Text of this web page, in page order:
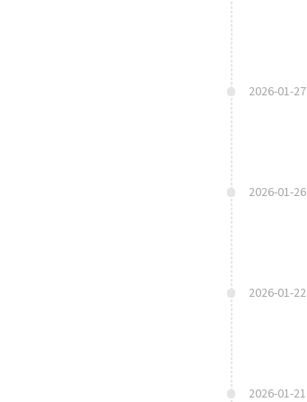
2026-01-27
2026-01-26
2026-01-22
2026-01-21